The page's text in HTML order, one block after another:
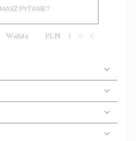
MASZ PYTANIE?
Waluta PLN $ £ €